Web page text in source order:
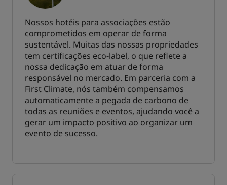
Nossos hotéis para associações estão
comprometidos em operar de forma
sustentável. Muitas das nossas propriedades
tem certificações eco-label, o que reflete a
nossa dedicação em atuar de forma
responsável no mercado. Em parceria com a
First Climate, nós também compensamos
automaticamente a pegada de carbono de
todas as reuniões e eventos, ajudando você a
gerar um impacto positivo ao organizar um
evento de sucesso.